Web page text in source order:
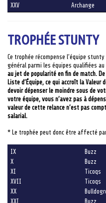
XXV
Archange
TROPHÉE STUNTY
Ce trophée récompense l’équipe
général parmi les équipes qualifiées au
au jet de popularité en fin de match.
Liste d’Équipe, ce qui accroît la Valeur
devoir dépenser le moindre sous de
votre équipe, vous n’avez pas à
valeur de cette relance n’est pas
salarial.
* Le trophée peut donc être affecté
IX
Buzz
X
Buzz
XI
Ticoqs
XVII
Ticoqs
XX
XXI
Buzz